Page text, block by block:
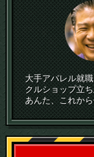
大手アパレル就
クルショップ立
あんた、これか